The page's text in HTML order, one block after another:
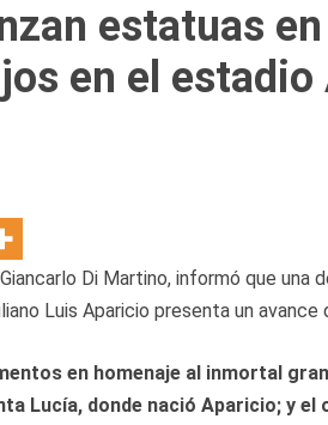
estatuas
en el estadio
Di Martino, informó que una
Luis Aparicio presenta un
en homenaje al inmortal
Lucía, donde nació Aparicio; y